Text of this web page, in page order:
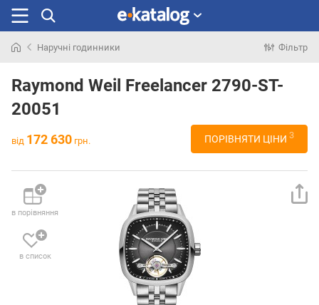
раніше
Наручні годинники Фільтр
Raymond Weil Freelancer 2790-ST-
20051
від 172 630 грн. ПОРІВНЯТИ ЦІНИ 3
в порівняння
в список